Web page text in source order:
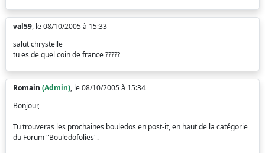
val59, le 08/10/2005 à 15:33
salut chrystelle
tu es de quel coin de france ?????
Romain (Admin), le 08/10/2005 à 15:34
Bonjour,
Tu trouveras les prochaines bouledos en post-it, en haut de la catégorie
du Forum "Bouledofolies".